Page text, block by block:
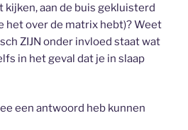
kijken, aan de buis gekluisterd
het over de matrix hebt)? Weet
ZIJN onder invloed staat wat
in het geval dat je in slaap
een antwoord heb kunnen